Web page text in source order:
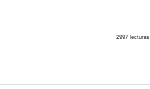
2997 lecturas